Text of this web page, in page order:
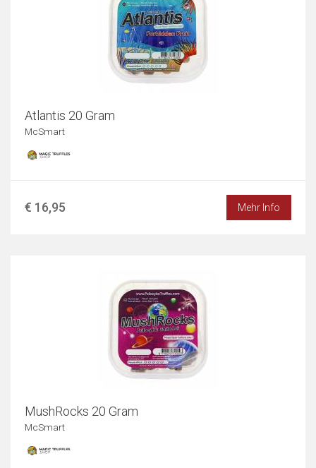
Atlantis 20 Gram
McSmart
€ 16,95 Mehr Info
MushRocks 20 Gram
McSmart